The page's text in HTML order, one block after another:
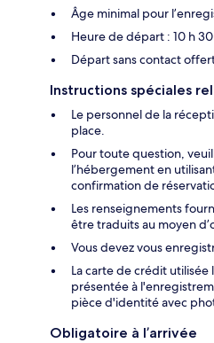
Âge minimal pour
Heure de départ : 10 h 30
Départ sans contact
Instructions spéciales
Le personnel de la
place.
Pour toute question,
l’hébergement en
confirmation de
Les renseignements
être traduits au moyen
Vous devez vous
La carte de crédit
présentée à
pièce d'identité avec
Obligatoire à l’arrivée